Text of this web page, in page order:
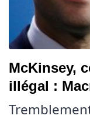
McKinsey,
illégal :